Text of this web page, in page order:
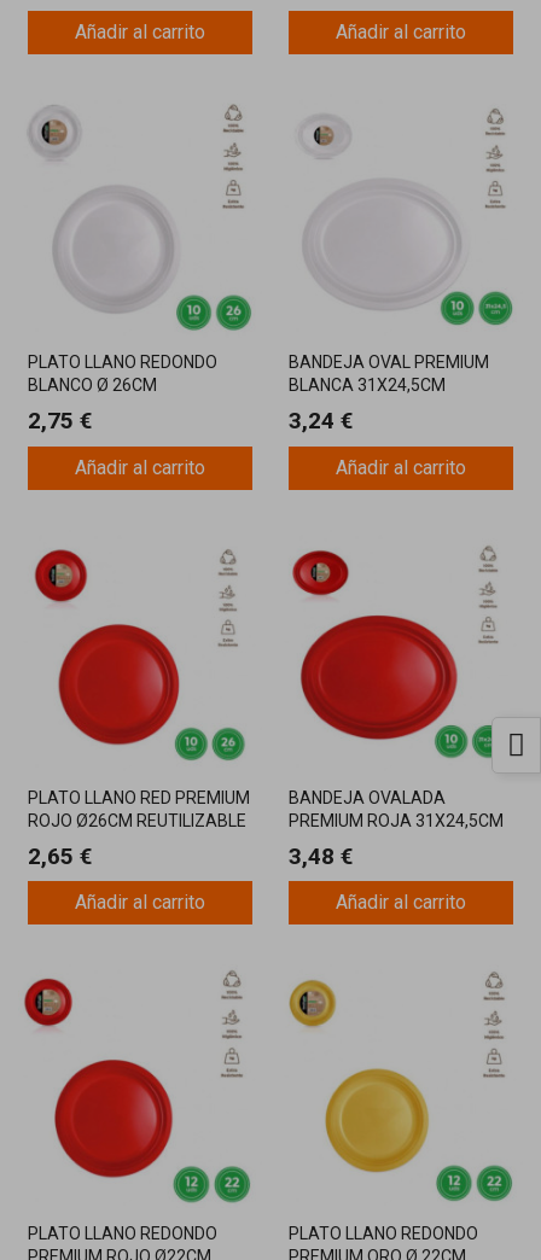
Añadir al carrito Añadir al carrito
PLATO LLANO REDONDO
BLANCO Ø 26CM
2,75 €
Añadir al carrito
BANDEJA OVAL PREMIUM
BLANCA 31X24,5CM
3,24 €
Añadir al carrito
PLATO LLANO RED PREMIUM
ROJO Ø26CM REUTILIZABLE
2,65 €
Añadir al carrito
BANDEJA OVALADA
PREMIUM ROJA 31X24,5CM
3,48 €
Añadir al carrito
PLATO LLANO REDONDO
PREMIUM ROJO Ø22CM
PLATO LLANO REDONDO
PREMIUM ORO Ø 22CM